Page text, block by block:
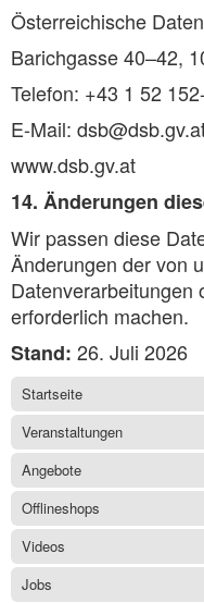
Österreichische
Barichgasse 40–42,
Telefon: +43 1 52
E-Mail:
www.dsb.gv.at
14. Änderungen
Wir passen diese
Änderungen der von
Datenverarbeitungen
erforderlich machen.
Stand: 26. Juli 2026
Startseite
Veranstaltungen
Angebote
Offlineshops
Videos
Jobs